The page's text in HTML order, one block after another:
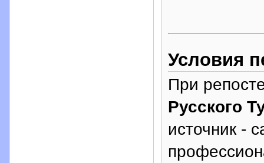
Условия
При
Русского
источник -